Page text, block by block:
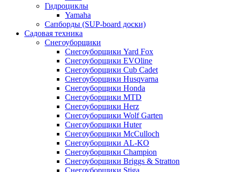
Гидроциклы
Yamaha
Сапборды (SUP-board доски)
Садовая техника
Снегоуборщики
Снегоуборщики Yard Fox
Снегоуборщики EVOline
Снегоуборщики Cub Cadet
Снегоуборщики Husqvarna
Снегоуборщики Honda
Снегоуборщики MTD
Снегоуборщики Herz
Снегоуборщики Wolf Garten
Снегоуборщики Huter
Снегоуборщики McCulloch
Снегоуборщики AL-KO
Снегоуборщики Champion
Снегоуборщики Briggs & Stratton
Снегоуборщики Stiga